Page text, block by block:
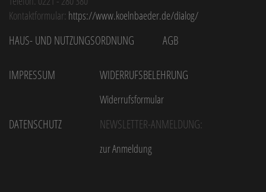
Kontaktformular: https://www.koelnbaeder.de/dialog/
Haus- und Nutzungsordnung AGB
Impressum Widerrufsbelehrung
Widerrufsformular
Datenschutz Newsletter-Anmeldung:
zur Anmeldung